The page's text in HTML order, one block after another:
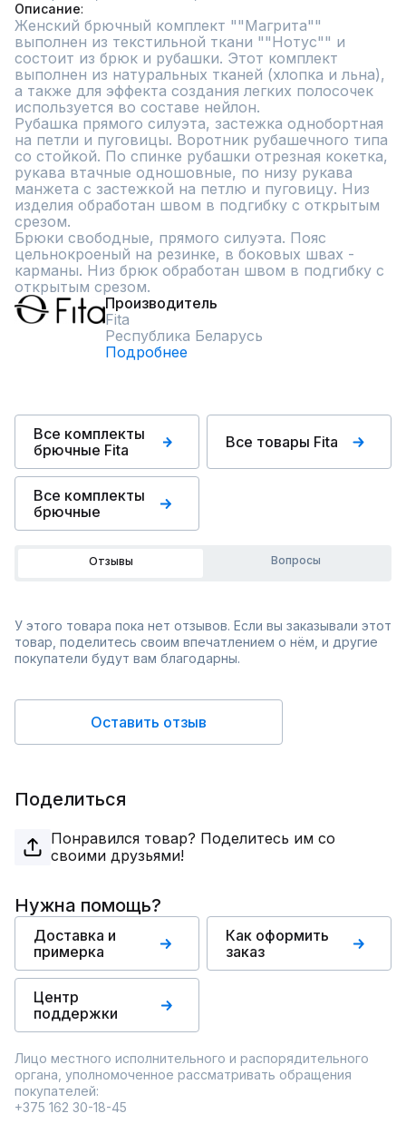
Описание
Женский брючный комплект ""Магрита""
выполнен из текстильной ткани ""Нотус"" и
состоит из брюк и рубашки. Этот комплект
выполнен из натуральных тканей (хлопка и льна),
а также для эффекта создания легких полосочек
используется во составе нейлон.
Рубашка прямого силуэта, застежка однобортная
на петли и пуговицы. Воротник рубашечного типа
со стойкой. По спинке рубашки отрезная кокетка,
рукава втачные одношовные, по низу рукава
манжета с застежкой на петлю и пуговицу. Низ
изделия обработан швом в подгибку с открытым
срезом.
Брюки свободные, прямого силуэта. Пояс
цельнокроеный на резинке, в боковых швах -
карманы. Низ брюк обработан швом в подгибку с
открытым срезом.
Производитель
Fita
Республика Беларусь
Подробнее
Все комплекты
брючные Fita
Все товары Fita
Все комплекты
брючные
Отзывы Вопросы
У этого товара пока нет отзывов. Если вы заказывали этот
товар, поделитесь своим впечатлением о нём, и другие
покупатели будут вам благодарны.
Оставить отзыв
Поделиться
Понравился товар? Поделитесь им со
своими друзьями!
Нужна помощь?
Доставка и
примерка
Как оформить
заказ
Центр
поддержки
Лицо местного исполнительного и распорядительного
органа, уполномоченное рассматривать обращения
покупателей:
+375 162 30-18-45